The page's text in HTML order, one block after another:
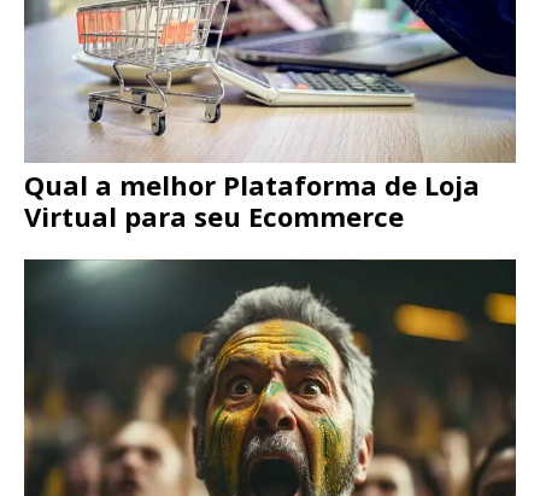
Qual a melhor Plataforma de Loja
Virtual para seu Ecommerce